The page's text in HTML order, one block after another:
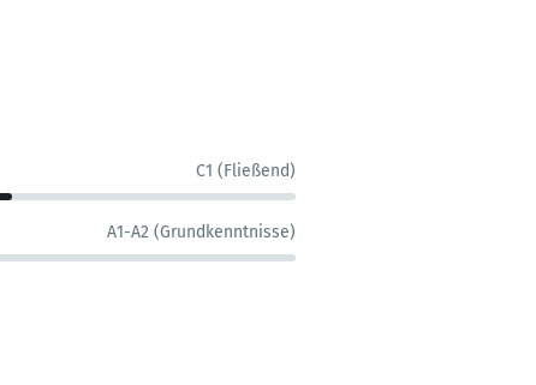
C1 (Fließend)
A1-A2 (Grundkenntnisse)